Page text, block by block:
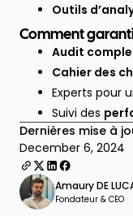
Outils
Comment
Audit
Cahier des
Experts pour
Suivi des
Dernières mise à
December 6, 2024
Amaury DE
Fondateur & CEO